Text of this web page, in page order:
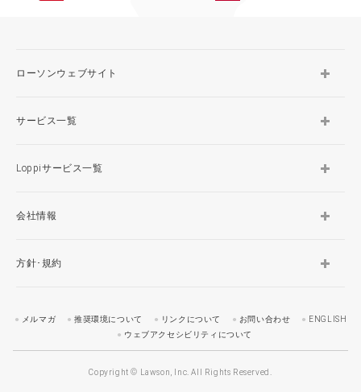
ローソンウェブサイト
サービス一覧
Loppiサービス一覧
会社情報
方針･規約
メルマガ 推奨環境について リンクについて お問い合わせ
ENGLISH
ウェブアクセシビリティについて
Copyright © Lawson, Inc. All Rights Reserved.